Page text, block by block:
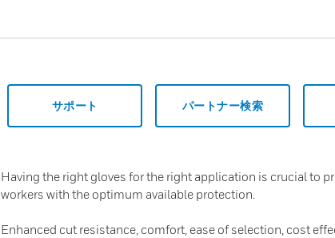
サポート パートナー検索
Having the right gloves for the right application is crucial to
workers with the optimum available protection.
Enhanced cut resistance, comfort, ease of selection, cost